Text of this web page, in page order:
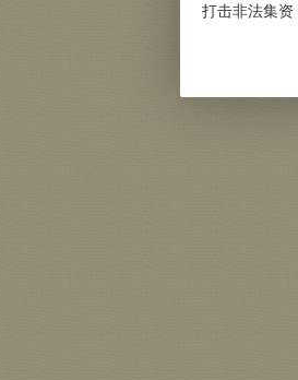
打击非法集